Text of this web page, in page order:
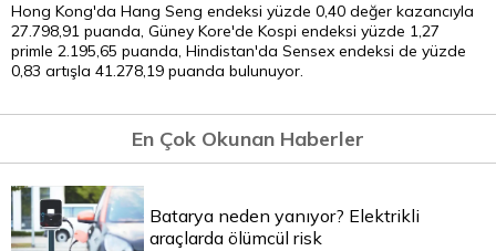
Hong Kong'da Hang Seng endeksi yüzde 0,40 değer kazancıyla
27.798,91 puanda, Güney Kore'de Kospi endeksi yüzde 1,27
primle 2.195,65 puanda, Hindistan'da Sensex endeksi de yüzde
0,83 artışla 41.278,19 puanda bulunuyor.
En Çok Okunan Haberler
Batarya neden yanıyor? Elektrikli
araçlarda ölümcül risk